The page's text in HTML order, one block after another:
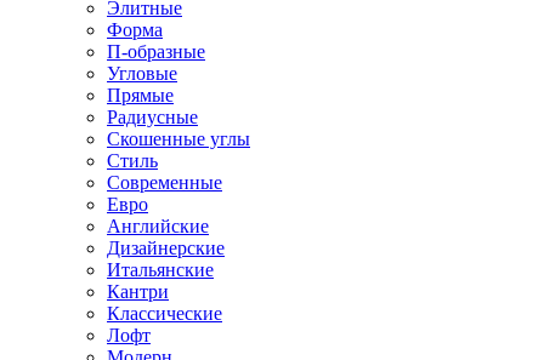
Элитные
Форма
П-образные
Угловые
Прямые
Радиусные
Скошенные углы
Стиль
Современные
Евро
Английские
Дизайнерские
Итальянские
Кантри
Классические
Лофт